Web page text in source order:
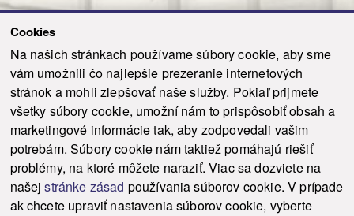
Cookies
Na našich stránkach používame súbory cookie, aby sme
vám umožnili čo najlepšie prezeranie internetových
stránok a mohli zlepšovať naše služby. Pokiaľ prijmete
všetky súbory cookie, umožní nám to prispôsobiť obsah a
marketingové informácie tak, aby zodpovedali vašim
potrebám. Súbory cookie nám taktiež pomáhajú riešiť
problémy, na ktoré môžete naraziť. Viac sa dozviete na
našejstránke zásad používania súborov cookie. V prípade
ak chcete upraviť nastavenia súborov cookie, vyberte
Odoslať
© 2021-2026 ku.sk. Všetky práva vyhradené. | Ochrana osobných údajov
Vyhlásenie o prístupnosti | Admin